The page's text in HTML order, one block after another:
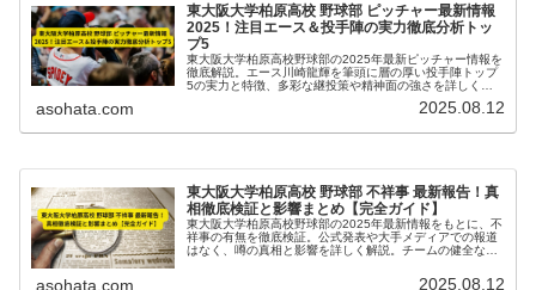
東大阪大学柏原高校 野球部 ピッチャー最新情報
2025！注目エース＆投手陣の実力徹底分析トッ
プ5
東大阪大学柏原高校野球部の2025年最新ピッチャー情報を
徹底解説。エース川崎龍輝を筆頭に層の厚い投手陣トップ
5の実力と特徴、多彩な継投策や精神面の強さを詳しく紹
asohata.com 2025.08.12
東大阪大学柏原高校 野球部 不祥事 最新報告！真
相徹底検証と影響まとめ【完全ガイド】
東大阪大学柏原高校野球部の2025年最新情報をもとに、不
祥事の有無を徹底検証。公式発表や大手メディアでの報道
はなく、噂の真相と影響を詳しく解説。チームの健全な活
asohata.com 2025.08.12